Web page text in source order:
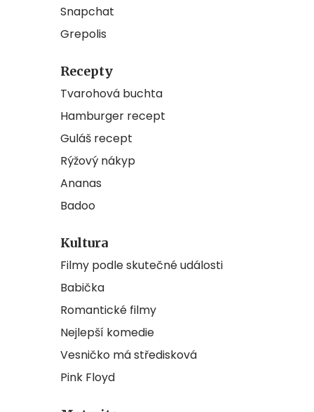
Snapchat
Grepolis
Recepty
Tvarohová buchta
Hamburger recept
Guláš recept
Rýžový nákyp
Ananas
Badoo
Kultura
Filmy podle skutečné události
Babička
Romantické filmy
Nejlepší komedie
Vesničko má středisková
Pink Floyd